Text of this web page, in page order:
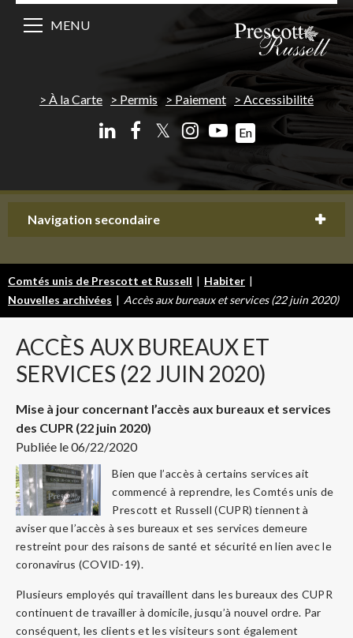
À la Carte Permis Paiement Accessibilité
𝕏 En
MENU
Navigation secondaire
Comtés unis de Prescott et Russell | Habiter |
Nouvelles archivées | Accès aux bureaux et services (22 juin 2020)
ACCÈS AUX BUREAUX ET
SERVICES (22 JUIN 2020)
Mise à jour concernant l’accès aux bureaux et services
des CUPR (22 juin 2020)
Publiée le 06/22/2020
Bien que l’accès à certains services ait
commencé à reprendre, les Comtés unis de
Prescott et Russell (CUPR) tiennent à
aviser que l’accès à ses bureaux et ses services demeure
restreint pour des raisons de santé et sécurité en lien avec le
coronavirus (COVID-19).
Plusieurs employés qui travaillent dans les bureaux des CUPR
continuent de travailler à domicile, jusqu’à nouvel ordre. Par
conséquent, les clients et les visiteurs sont également